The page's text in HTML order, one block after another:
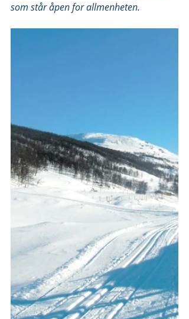
som står åpen for allmenheten.